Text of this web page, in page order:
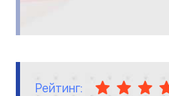
Рейтинг: